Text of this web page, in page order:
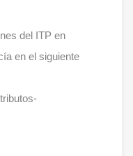
del ITP en
en el siguiente